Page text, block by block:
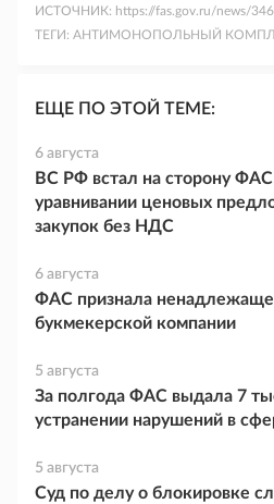
ИСТОЧНИК: https://fas.gov.ru/news/
ТЕГИ: АНТИМОНОПОЛЬНЫЙ
ЕЩЕ ПО ЭТОЙ ТЕМЕ:
6 августа
ВС РФ встал на сторону ФАС
уравнивании ценовых
закупок без НДС
6 августа
ФАС признала
букмекерской компании
5 августа
За полгода ФАС выдала 7
устранении нарушений в
5 августа
Суд по делу о блокировке